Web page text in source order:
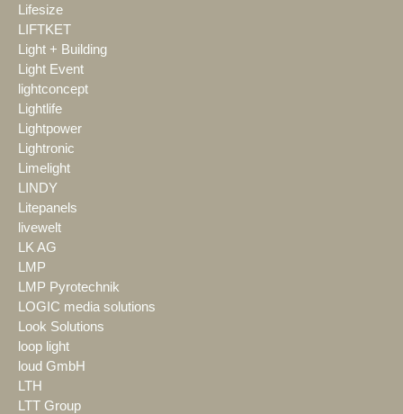
Lifesize
LIFTKET
Light + Building
Light Event
lightconcept
Lightlife
Lightpower
Lightronic
Limelight
LINDY
Litepanels
livewelt
LK AG
LMP
LMP Pyrotechnik
LOGIC media solutions
Look Solutions
loop light
loud GmbH
LTH
LTT Group